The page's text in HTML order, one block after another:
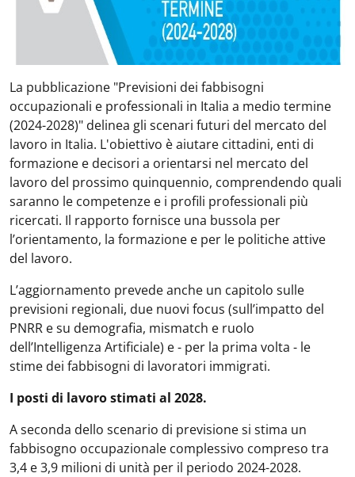
La pubblicazione "Previsioni dei fabbisogni
occupazionali e professionali in Italia a medio termine
(2024-2028)" delinea gli scenari futuri del mercato del
lavoro in Italia. L'obiettivo è aiutare cittadini, enti di
formazione e decisori a orientarsi nel mercato del
lavoro del prossimo quinquennio, comprendendo quali
saranno le competenze e i profili professionali più
ricercati. Il rapporto fornisce una bussola per
l’orientamento, la formazione e per le politiche attive
del lavoro.
L’aggiornamento prevede anche un capitolo sulle
previsioni regionali, due nuovi focus (sull’impatto del
PNRR e su demografia, mismatch e ruolo
dell’Intelligenza Artificiale) e - per la prima volta - le
stime dei fabbisogni di lavoratori immigrati.
I posti di lavoro stimati al 2028.
A seconda dello scenario di previsione si stima un
fabbisogno occupazionale complessivo compreso tra
3,4 e 3,9 milioni di unità per il periodo 2024-2028.